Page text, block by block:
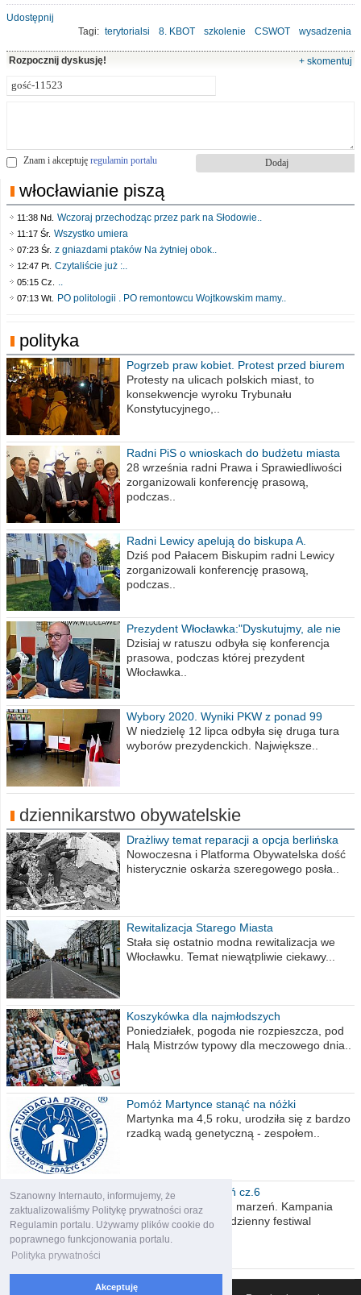
Szanowny Internauto, informujemy, że
zaktualizowaliśmy Politykę prywatności oraz
Regulamin portalu. Używamy plików cookie do
poprawnego funkcjonowania portalu.
Polityka prywatności
Akceptuję
Udostępnij
Tagi: terytorialsi 8. KBOT szkolenie CSWOT
wysadzenia
pola minowe
Rozpocznij dyskusję!
+ skomentuj
Znam i akceptuję regulamin portalu
włocławianie piszą
11:38 Nd. Wczoraj przechodząc przez park na Słodowie..
11:17 Śr. Wszystko umiera
07:23 Śr. z gniazdami ptaków Na żytniej obok..
12:47 Pt. Czytaliście już :..
05:15 Cz. ..
07:13 Wt. PO politologii . PO remontowcu Wojtkowskim mamy..
polityka
Pogrzeb praw kobiet. Protest przed biurem
poselskim PiS
Protesty na ulicach polskich miast, to
konsekwencje wyroku Trybunału
Konstytucyjnego,..
Radni PiS o wnioskach do budżetu miasta
na 2021 rok
28 września radni Prawa i Sprawiedliwości
zorganizowali konferencję prasową,
podczas..
Radni Lewicy apelują do biskupa A.
Wiesława Meringa
Dziś pod Pałacem Biskupim radni Lewicy
zorganizowali konferencję prasową,
podczas..
Prezydent Włocławka:"Dyskutujmy, ale nie
obrażajmy się”
Dzisiaj w ratuszu odbyła się konferencja
prasowa, podczas której prezydent
Włocławka..
Wybory 2020. Wyniki PKW z ponad 99
procent obwodów
W niedzielę 12 lipca odbyła się druga tura
wyborów prezydenckich. Największe..
dziennikarstwo obywatelskie
Drażliwy temat reparacji a opcja berlińska
Nowoczesna i Platforma Obywatelska dość
histerycznie oskarża szeregowego posła..
Rewitalizacja Starego Miasta
Stała się ostatnio modna rewitalizacja we
Włocławku. Temat niewątpliwie ciekawy...
Koszykówka dla najmłodszych
Poniedziałek, pogoda nie rozpieszcza, pod
Halą Mistrzów typowy dla meczowego dnia..
Pomóż Martynce stanąć na nóżki
Martynka ma 4,5 roku, urodziła się z bardzo
rzadką wadą genetyczną - zespołem..
Polska moich marzeń cz.6
Nadszedł kres moich marzeń. Kampania
wyborcza czyli niecodzienny festiwal
obietnic,..